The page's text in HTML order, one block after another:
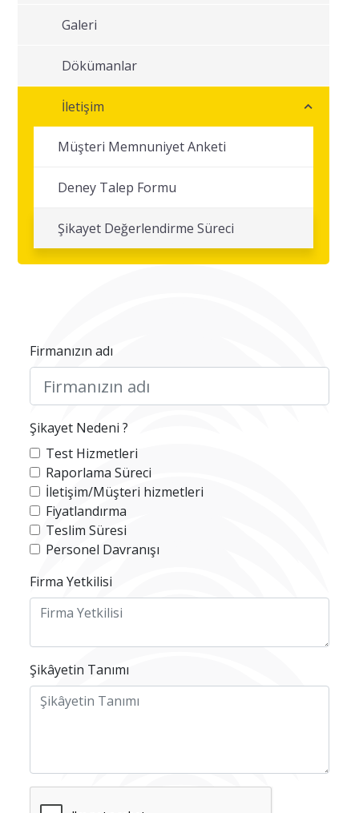
Galeri
Dökümanlar
İletişim
Müşteri Memnuniyet Anketi
Deney Talep Formu
Şikayet Değerlendirme Süreci
Firmanızın adı
Şikayet Nedeni ?
Test Hizmetleri
Raporlama Süreci
İletişim/Müşteri hizmetleri
Fiyatlandırma
Teslim Süresi
Personel Davranışı
Firma Yetkilisi
Şikâyetin Tanımı